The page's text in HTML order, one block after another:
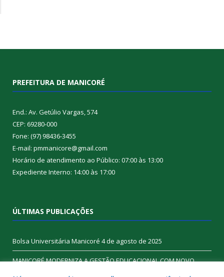
PREFEITURA DE MANICORÉ
End.: Av. Getúlio Vargas, 574
CEP: 69280-000
Fone: (97) 98436-3455
E-mail: pmmanicore@gmail.com
Horário de atendimento ao Público: 07:00 às 13:00
Expediente Interno: 14:00 às 17:00
ÚLTIMAS PUBLICAÇÕES
Bolsa Universitária Manicoré 4 de agosto de 2025
MANICORÉ MODERNIZA A GESTÃO EDUCACIONAL COM NOVO